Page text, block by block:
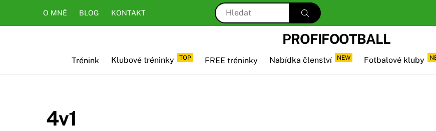
O MNĚ BLOG KONTAKT
PROFIFOOTBALL
Trénink Klubové tréninky TOP FREE tréninky Nabídka členství NEW Fotbalové kluby
4v1